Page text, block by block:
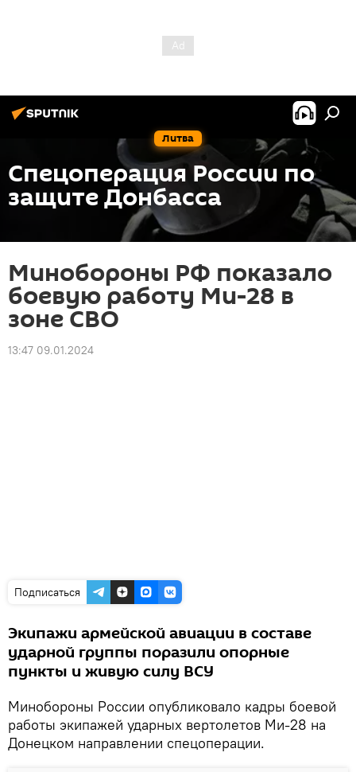
Литва
Спецоперация России по
защите Донбасса
Минобороны РФ показало
боевую работу Ми-28 в
зоне СВО
13:47 09.01.2024
Подписаться
Экипажи армейской авиации в составе
ударной группы поразили опорные
пункты и живую силу ВСУ
Минобороны России опубликовало кадры боевой
работы экипажей ударных вертолетов Ми-28 на
Донецком направлении спецоперации.